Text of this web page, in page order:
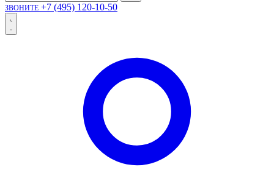
ЗВОНИТЕ +7 (495) 120-10-50